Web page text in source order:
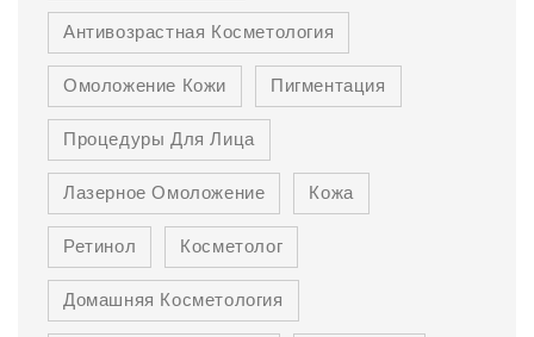
Антивозрастная Косметология
Омоложение Кожи
Пигментация
Процедуры Для Лица
Лазерное Омоложение
Кожа
Ретинол
Косметолог
Домашняя Косметология